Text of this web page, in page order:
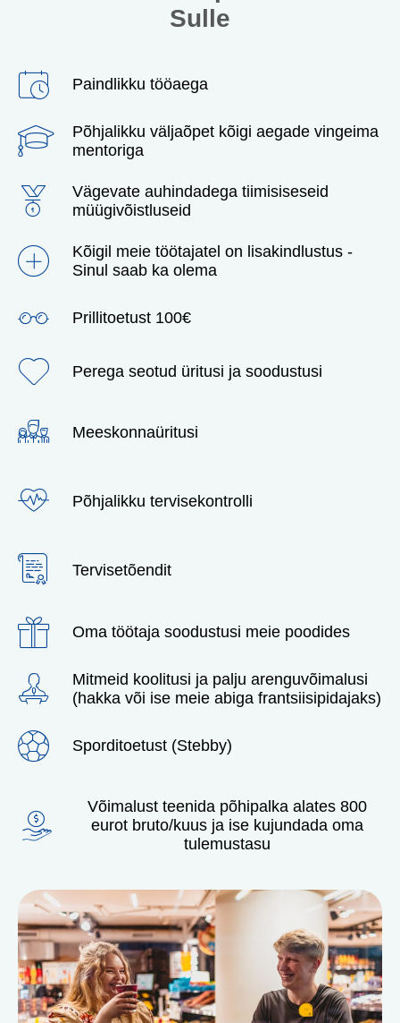
Sulle
Paindlikku tööaega
Põhjalikku väljaõpet kõigi aegade vingeima
mentoriga
Vägevate auhindadega tiimisiseseid
müügivõistluseid
Kõigil meie töötajatel on lisakindlustus -
Sinul saab ka olema
Prillitoetust 100€
Perega seotud üritusi ja soodustusi
Meeskonnaüritusi
Põhjalikku tervisekontrolli
Tervisetõendit
Oma töötaja soodustusi meie poodides
Mitmeid koolitusi ja palju arenguvõimalusi
(hakka või ise meie abiga frantsiisipidajaks)
Sporditoetust (Stebby)
Võimalust teenida põhipalka alates 800
eurot bruto/kuus ja ise kujundada oma
tulemustasu